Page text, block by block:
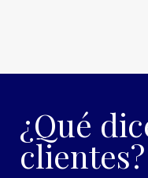
¿Qué
clientes?